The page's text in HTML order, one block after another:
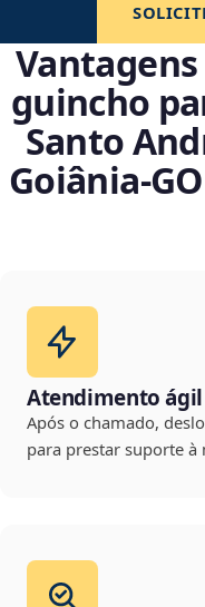
guincho
Santo
Atendimento ágil
Após o chamado,
para prestar suporte à